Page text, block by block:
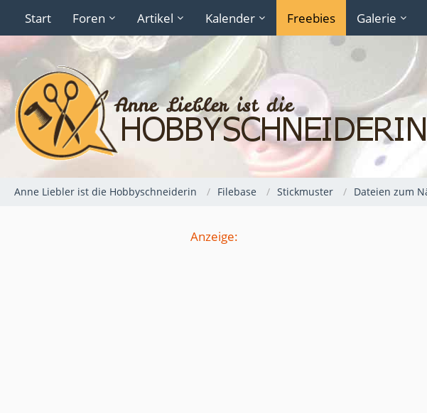
Start Foren Artikel Kalender Freebies Galerie
Anne Liebler ist die Hobbyschneiderin Filebase Stickmuster Dateien zum
Anzeige: